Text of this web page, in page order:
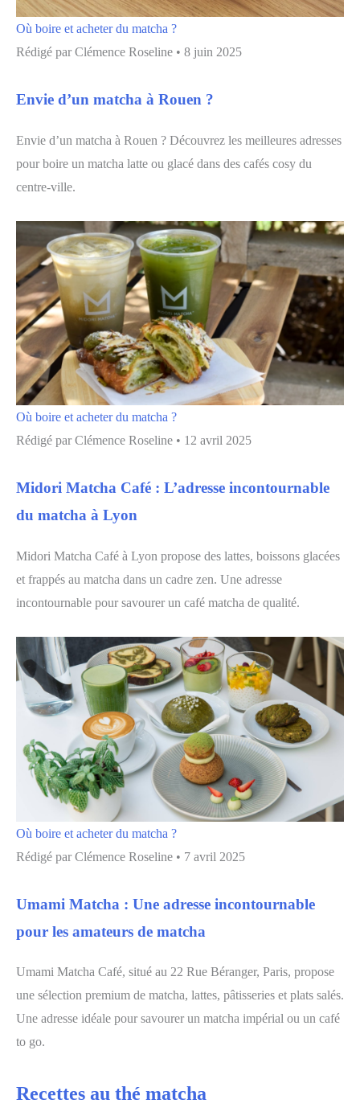
Où boire et acheter du matcha ?
Rédigé par Clémence Roseline • 8 juin 2025
Envie d’un matcha à Rouen ?
Envie d’un matcha à Rouen ? Découvrez les meilleures adresses
pour boire un matcha latte ou glacé dans des cafés cosy du
centre-ville.
Où boire et acheter du matcha ?
Rédigé par Clémence Roseline • 12 avril 2025
Midori Matcha Café : L’adresse incontournable
du matcha à Lyon
Midori Matcha Café à Lyon propose des lattes, boissons glacées
et frappés au matcha dans un cadre zen. Une adresse
incontournable pour savourer un café matcha de qualité.
Où boire et acheter du matcha ?
Rédigé par Clémence Roseline • 7 avril 2025
Umami Matcha : Une adresse incontournable
pour les amateurs de matcha
Umami Matcha Café, situé au 22 Rue Béranger, Paris, propose
une sélection premium de matcha, lattes, pâtisseries et plats salés.
Une adresse idéale pour savourer un matcha impérial ou un café
to go.
Recettes au thé matcha